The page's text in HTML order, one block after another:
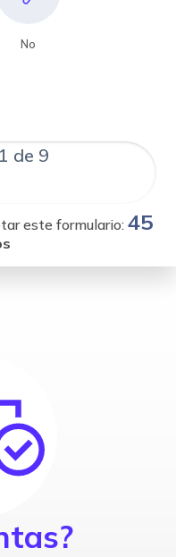
No
de 9
este formulario: 45